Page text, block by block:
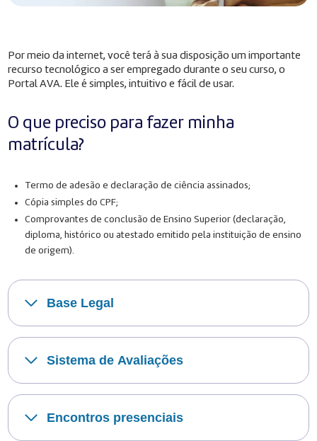
Por meio da internet, você terá à sua disposição um importante
recurso tecnológico a ser empregado durante o seu curso, o
Portal AVA. Ele é simples, intuitivo e fácil de usar.
O que preciso para fazer minha
matrícula?
Termo de adesão e declaração de ciência assinados;
Cópia simples do CPF;
Comprovantes de conclusão de Ensino Superior (declaração,
diploma, histórico ou atestado emitido pela instituição de ensino
de origem).
Base Legal
Sistema de Avaliações
Encontros presenciais